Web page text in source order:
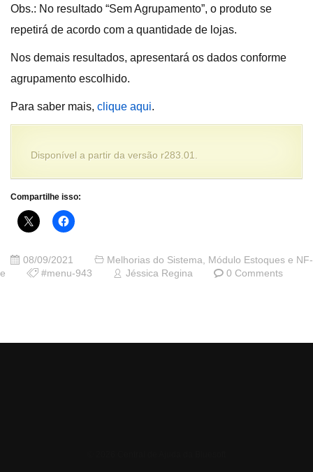
Obs.: No resultado “Sem Agrupamento”, o produto se
repetirá de acordo com a quantidade de lojas.
Nos demais resultados, apresentará os dados conforme
agrupamento escolhido.
Para saber mais, clique aqui.
Disponível a partir da versão r283.01.
Compartilhe isso:
08/09/2021 Melhorias do Sistema
Módulo Estoques e NF-
e
#menu-943 Jéssica Regina 0 Comments